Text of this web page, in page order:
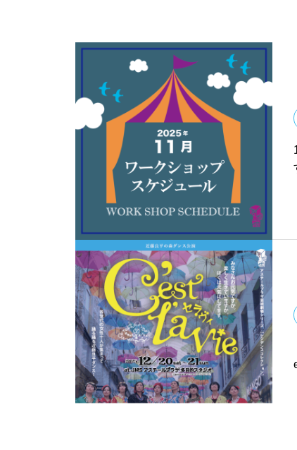
８月のワークショップのお
らせです。